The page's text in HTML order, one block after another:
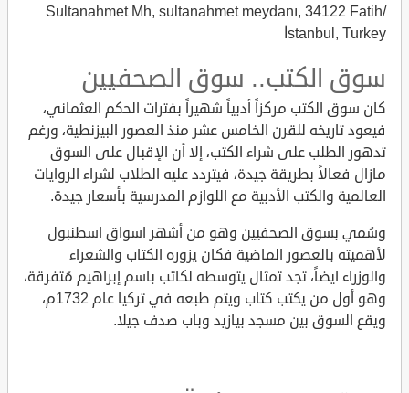
Sultanahmet Mh, sultanahmet meydanı, 34122 Fatih/
İstanbul, Turkey
سوق الكتب.. سوق الصحفيين
كان سوق الكتب مركزاً أدبياً شهيراً بفترات الحكم العثماني،
فيعود تاريخه للقرن الخامس عشر منذ العصور البيزنطية، ورغم
تدهور الطلب على شراء الكتب، إلا أن الإقبال على السوق
مازال فعالاً بطريقة جيدة، فيتردد عليه الطلاب لشراء الروايات
العالمية والكتب الأدبية مع اللوازم المدرسية بأسعار جيدة.
وسُمي بسوق الصحفيين وهو من أشهر اسواق اسطنبول
لأهميته بالعصور الماضية فكان يزوره الكتاب والشعراء
والوزراء ايضاً، تجد تمثال يتوسطه لكاتب باسم إبراهيم مُتفرقة،
وهو أول من يكتب كتاب ويتم طبعه في تركيا عام 1732م،
ويقع السوق بين مسجد بيازيد وباب صدف جيلا.